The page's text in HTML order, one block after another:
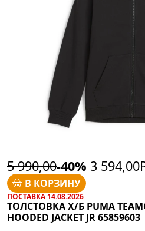
5 990,00-40% 3
В КОРЗИНУ
ПОСТАВКА 14.08.2026
ТОЛСТОВКА Х/Б PUMA
HOODED JACKET JR 65859603